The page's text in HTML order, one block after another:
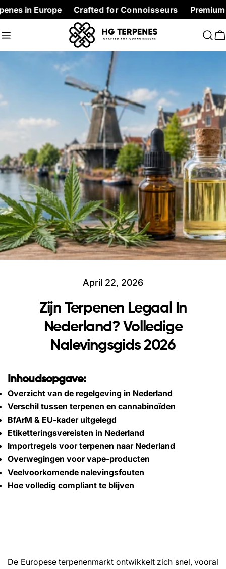
Skip
to
content
Crafted for Connoisseurs Premium
April 22, 2026
Zijn Terpenen Legaal In
Nederland? Volledige
Nalevingsgids 2026
Inhoudsopgave:
Overzicht van de regelgeving in Nederland
Verschil tussen terpenen en cannabinoïden
BfArM & EU-kader uitgelegd
Etiketteringsvereisten in Nederland
Importregels voor terpenen naar Nederland
Overwegingen voor vape-producten
Veelvoorkomende nalevingsfouten
Hoe volledig compliant te blijven
De Europese terpenenmarkt ontwikkelt zich snel, vooral